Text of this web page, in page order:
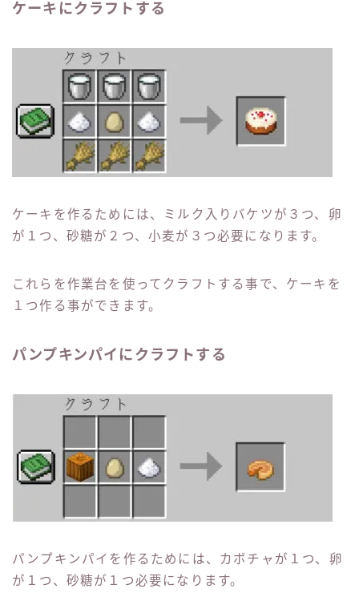
ケーキにクラフトする
ケーキを作るためには、ミルク入りバケツが３つ、卵
が１つ、砂糖が２つ、小麦が３つ必要になります。
これらを作業台を使ってクラフトする事で、ケーキを
１つ作る事ができます。
パンプキンパイにクラフトする
パンプキンパイを作るためには、カボチャが１つ、卵
が１つ、砂糖が１つ必要になります。